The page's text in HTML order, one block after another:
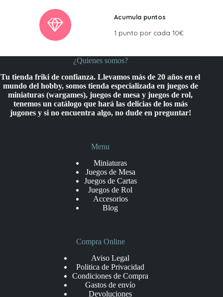
Acumula puntos
1 punto por cada 10€
¿Quienes somos?
Tu tienda friki de confianza. Llevamos más de 20 años en el
mundo del hobby, somos tienda especializada en juegos de
miniaturas (wargames), juegos de mesa y juegos de rol,
tenemos un catálogo que hará las delicias de los más
jugones y si no encuentra algo, no dude en preguntar!
Menu
Miniaturas
Juegos de Mesa
Juegos de Cartas
Juegos de Rol
Accesorios
Blog
Compra Online
Aviso Legal
Politica de Privacidad
Condiciones de Compra
Gastos de envío
Devoluciones